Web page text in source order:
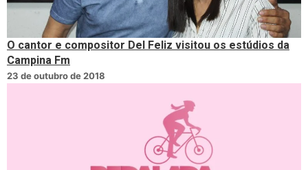
O cantor e compositor Del Feliz visitou os estúdios da
Campina Fm
23 de outubro de 2018